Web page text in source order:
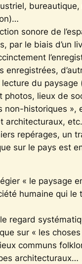
bureautique,
sonore de
par le biais d’un
enregistrées,
du paysage
photos, lieux de
non-historiques »,
architecturaux,
repérages, un
sur le pays est
« le paysage
humaine qui le
le regard
sur « les choses
communs
architecturaux…